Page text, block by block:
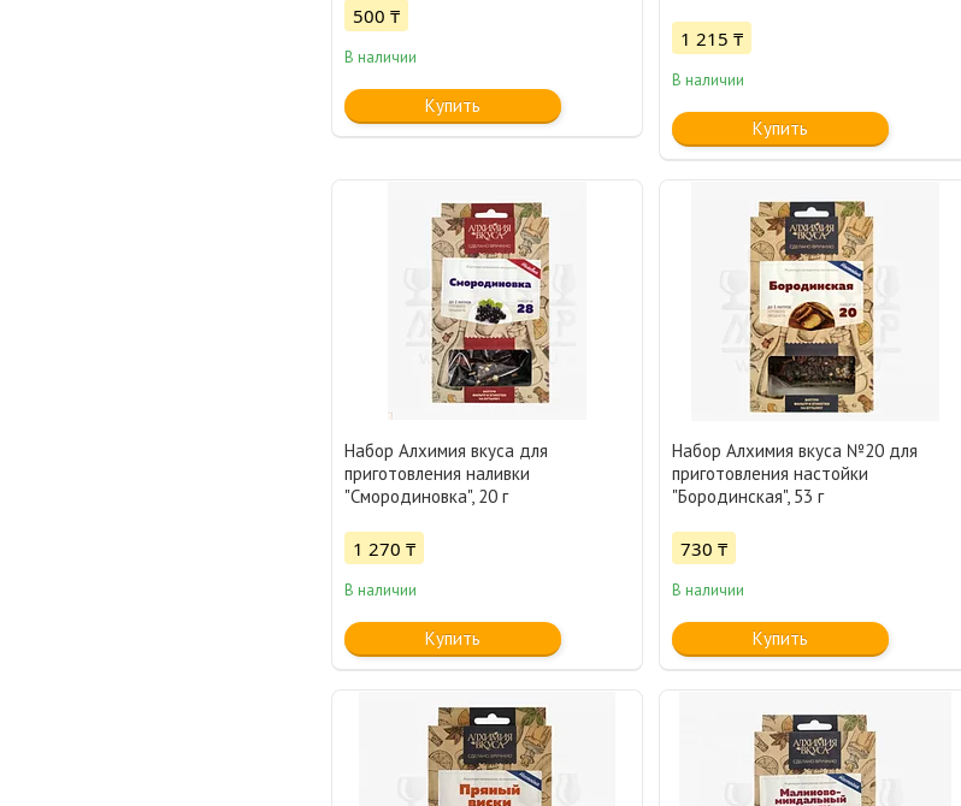
500 ₸
В наличии
Купить
1 215 ₸
В наличии
Купить
Набор Алхимия вкуса для
приготовления наливки
"Смородиновка", 20 г
1 270 ₸
В наличии
Купить
Набор Алхимия вкуса №20 для
приготовления настойки
"Бородинская", 53 г
730 ₸
В наличии
Купить